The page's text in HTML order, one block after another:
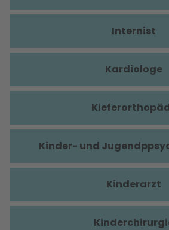
Internist
Kardiologe
Kinder- und
Kinderarzt